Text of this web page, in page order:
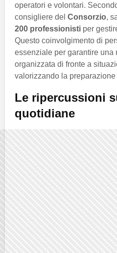
operatori e volontari.
consigliere del Consorzio,
200 professionisti per
Questo coinvolgimento di
essenziale per garantire una
organizzata di fronte a
valorizzando la
Le ripercussioni
quotidiane